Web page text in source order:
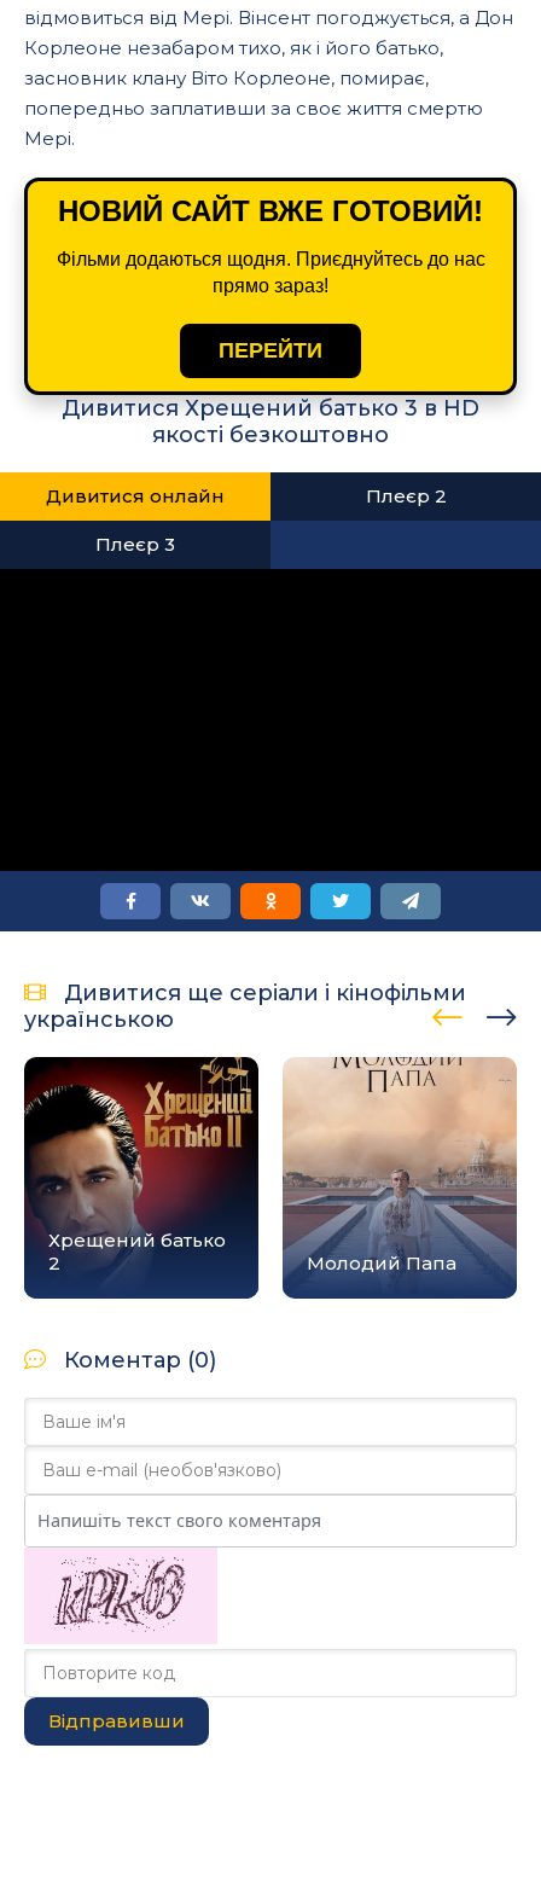
відмовиться від Мері. Вінсент погоджується, а Дон
Корлеоне незабаром тихо, як і його батько,
засновник клану Віто Корлеоне, помирає,
попередньо заплативши за своє життя смертю
Мері.
НОВИЙ САЙТ ВЖЕ ГОТОВИЙ!
Фільми додаються щодня. Приєднуйтесь до нас
прямо зараз!
ПЕРЕЙТИ
Дивитися Хрещений батько 3 в HD
якості безкоштовно
Дивитися онлайн Плеєр 2
Плеєр 3
Дивитися ще серіали і кінофільми
українською
Хрещений батько
2
Молодий Папа
Коментар (0)
Відправивши